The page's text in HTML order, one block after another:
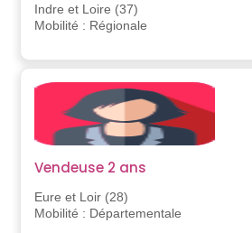
Indre et Loire (37)
Mobilité : Régionale
Vendeuse 2 ans
Eure et Loir (28)
Mobilité : Départementale